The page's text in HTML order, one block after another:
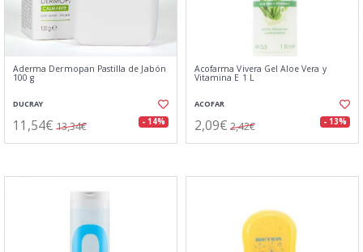
Aderma Dermopan Pastilla de Jabón
100 g
DUCRAY
11,54€ 13,34€ - 14%
Acofarma Vivera Gel Aloe Vera y
Vitamina E 1 L
ACOFAR
2,09€ 2,42€ - 13%